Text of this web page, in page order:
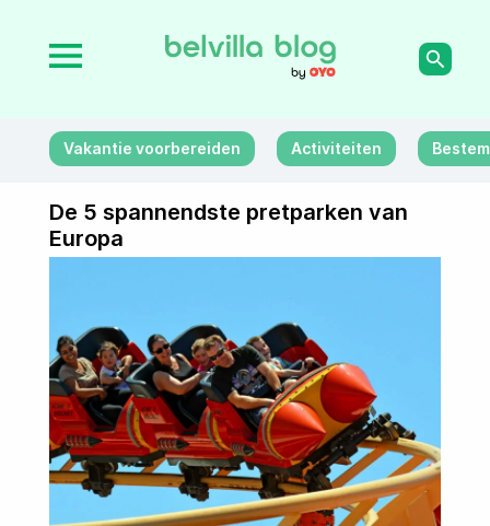
Vakantie voorbereiden Activiteiten
De 5 spannendste pretparken van
Europa